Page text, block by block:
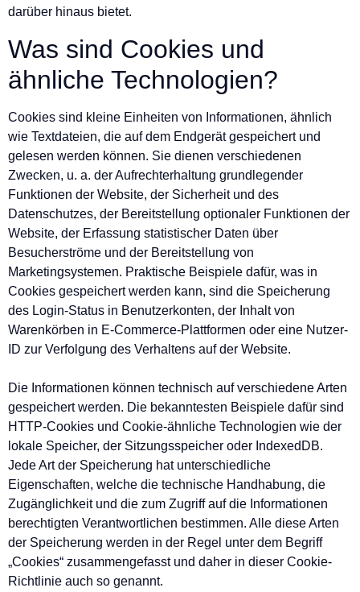
darüber hinaus bietet.
Was sind Cookies und
ähnliche Technologien?
Cookies sind kleine Einheiten von Informationen, ähnlich
wie Textdateien, die auf dem Endgerät gespeichert und
gelesen werden können. Sie dienen verschiedenen
Zwecken, u. a. der Aufrechterhaltung grundlegender
Funktionen der Website, der Sicherheit und des
Datenschutzes, der Bereitstellung optionaler Funktionen der
Website, der Erfassung statistischer Daten über
Besucherströme und der Bereitstellung von
Marketingsystemen. Praktische Beispiele dafür, was in
Cookies gespeichert werden kann, sind die Speicherung
des Login-Status in Benutzerkonten, der Inhalt von
Warenkörben in E-Commerce-Plattformen oder eine Nutzer-
ID zur Verfolgung des Verhaltens auf der Website.
Die Informationen können technisch auf verschiedene Arten
gespeichert werden. Die bekanntesten Beispiele dafür sind
HTTP-Cookies und Cookie-ähnliche Technologien wie der
lokale Speicher, der Sitzungsspeicher oder IndexedDB.
Jede Art der Speicherung hat unterschiedliche
Eigenschaften, welche die technische Handhabung, die
Zugänglichkeit und die zum Zugriff auf die Informationen
berechtigten Verantwortlichen bestimmen. Alle diese Arten
der Speicherung werden in der Regel unter dem Begriff
„Cookies“ zusammengefasst und daher in dieser Cookie-
Richtlinie auch so genannt.